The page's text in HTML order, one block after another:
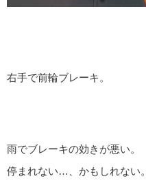
右手で前輪ブレーキ。
雨でブレーキの効きが悪い。
停まれない…、かもしれない。